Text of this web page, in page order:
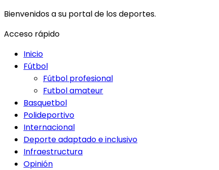
Bienvenidos a su portal de los deportes.
Acceso rápido
Inicio
Fútbol
Fútbol profesional
Futbol amateur
Basquetbol
Polideportivo
Internacional
Deporte adaptado e inclusivo
Infraestructura
Opinión